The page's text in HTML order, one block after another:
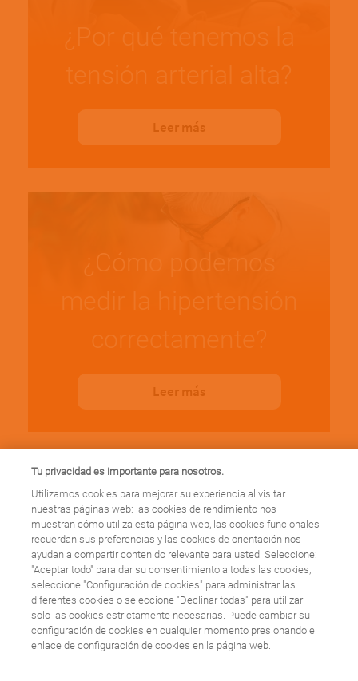
¿Por qué tenemos la
tensión arterial alta?
Leer más
¿Cómo podemos
medir la hipertensión
correctamente?
Leer más
Factores de riesgo
cardiovascular, ¿cuáles
son?
Tu privacidad es importante para nosotros.
Utilizamos cookies para mejorar su experiencia al visitar
nuestras páginas web: las cookies de rendimiento nos
muestran cómo utiliza esta página web, las cookies funcionales
recuerdan sus preferencias y las cookies de orientación nos
ayudan a compartir contenido relevante para usted. Seleccione:
"Aceptar todo" para dar su consentimiento a todas las cookies,
seleccione "Configuración de cookies" para administrar las
diferentes cookies o seleccione "Declinar todas" para utilizar
solo las cookies estrictamente necesarias. Puede cambiar su
configuración de cookies en cualquier momento presionando el
enlace de configuración de cookies en la página web.